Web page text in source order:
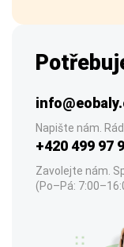
Napište nám.
+420 499 97
Zavolejte nám.
(Po–Pá: